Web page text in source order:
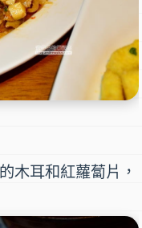
木耳和紅蘿蔔片，